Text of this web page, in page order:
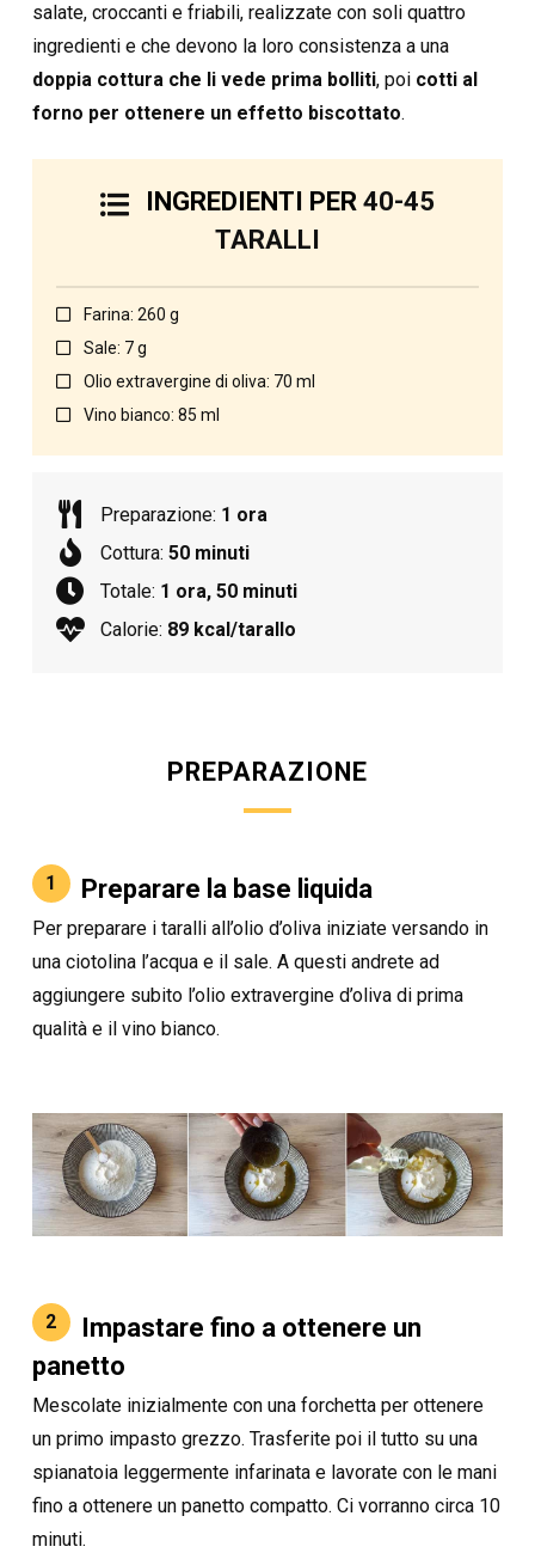
salate, croccanti e friabili, realizzate con soli quattro
ingredienti e che devono la loro consistenza a una
doppia cottura che li vede prima bolliti, poi cotti al
forno per ottenere un effetto biscottato.
INGREDIENTI PER40-45
TARALLI
Farina: 260 g
Sale: 7 g
Olio extravergine di oliva: 70 ml
Vino bianco: 85 ml
Preparazione: 1 ora
Cottura:50 minuti
Totale: 1 ora, 50 minuti
Calorie: 89 kcal/tarallo
PREPARAZIONE
1 Preparare la base liquida
Per preparare i taralli all’olio d’oliva iniziate versando in
una ciotolina l’acqua e il sale. A questi andrete ad
aggiungere subito l’olio extravergine d’oliva di prima
qualità e il vino bianco.
2
Impastare fino a ottenere un
panetto
Mescolate inizialmente con una forchetta per ottenere
un primo impasto grezzo. Trasferite poi il tutto su una
spianatoia leggermente infarinata e lavorate con le mani
fino a ottenere un panetto compatto. Ci vorranno circa 10
minuti.